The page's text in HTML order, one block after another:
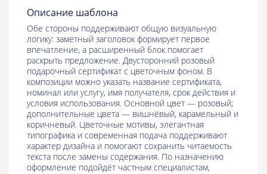
Описание шаблона
Обе стороны поддерживают общую визуальную
логику: заметный заголовок формирует первое
впечатление, а расширенный блок помогает
раскрыть предложение. Двусторонний розовый
подарочный сертификат с цветочным фоном. В
композиции можно указать название сертификата,
номинал или услугу, имя получателя, срок действия и
условия использования. Основной цвет — розовый;
дополнительные цвета — вишнёвый, карамельный и
коричневый. Цветочные мотивы, элегантная
типографика и современная подача поддерживают
характер дизайна и помогают сохранить читаемость
текста после замены содержания. По назначению
оформление подойдёт частным специалистам,